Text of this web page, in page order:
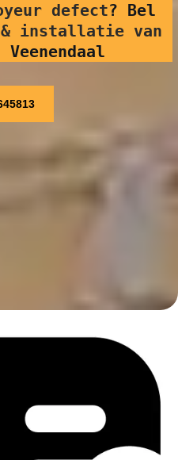
defect? Bel
& installatie van